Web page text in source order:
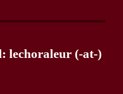
lechoraleur (-at-)